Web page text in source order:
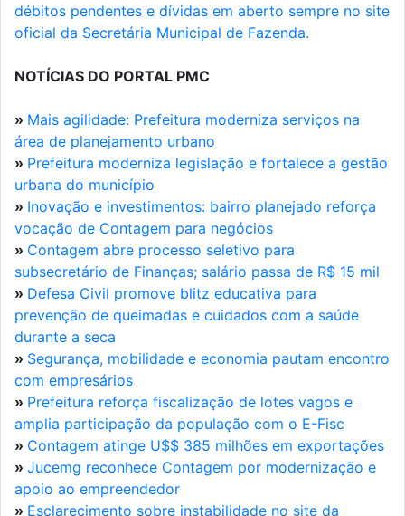
débitos pendentes e dívidas em aberto sempre no site
oficial da Secretária Municipal de Fazenda.
NOTÍCIAS DO PORTAL PMC
» Mais agilidade: Prefeitura moderniza serviços na
área de planejamento urbano
» Prefeitura moderniza legislação e fortalece a gestão
urbana do município
» Inovação e investimentos: bairro planejado reforça
vocação de Contagem para negócios
» Contagem abre processo seletivo para
subsecretário de Finanças; salário passa de R$ 15 mil
» Defesa Civil promove blitz educativa para
prevenção de queimadas e cuidados com a saúde
durante a seca
» Segurança, mobilidade e economia pautam encontro
com empresários
» Prefeitura reforça fiscalização de lotes vagos e
amplia participação da população com o E-Fisc
» Contagem atinge U$$ 385 milhões em exportações
» Jucemg reconhece Contagem por modernização e
apoio ao empreendedor
» Esclarecimento sobre instabilidade no site da